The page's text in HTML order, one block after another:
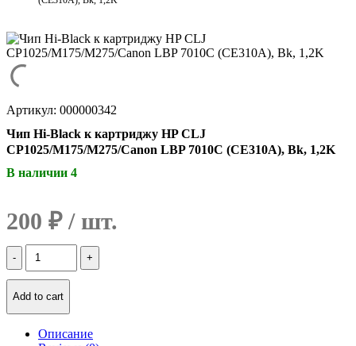
Артикул: 000000342
Чип Hi-Black к картриджу HP CLJ
CP1025/M175/M275/Canon LBP 7010C (CE310A), Bk, 1,2K
В наличии 4
200 ₽
Количество
Чип
Hi-
Black
Add to cart
Описание